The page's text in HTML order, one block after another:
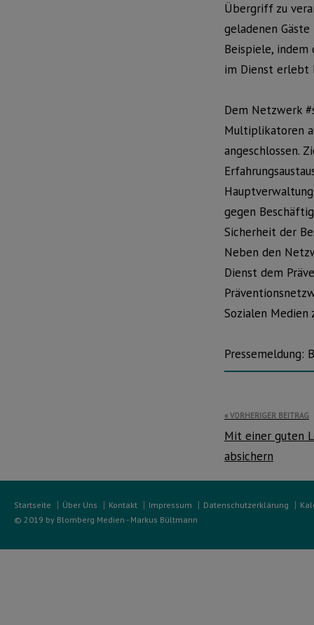
Übergriff zu
geladenen
Beispiele,
im Dienst erlebt
Dem Netzwerk
Multiplikatoren
angeschlossen.
gegen
Sicherheit der
Neben den
Dienst dem
Sozialen Medien
Pressemeldung:
VORHERIGER BEITRAG
Mit einer guten
absichern
Startseite Über Uns Kontakt Impressum Datenschutzerklärung
© 2019 by Blomberg Medien - Markus Bültmann